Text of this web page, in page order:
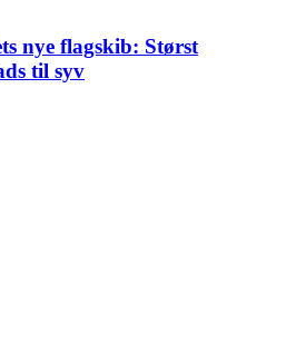
nye flagskib: Størst
til syv